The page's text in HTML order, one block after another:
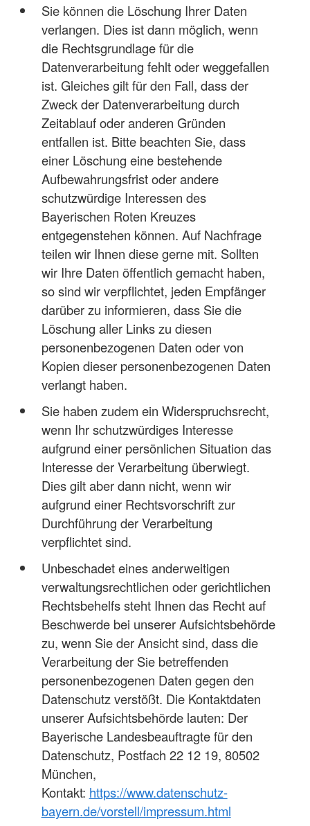
Sie können die Löschung Ihrer Daten
verlangen. Dies ist dann möglich, wenn
die Rechtsgrundlage für die
Datenverarbeitung fehlt oder weggefallen
ist. Gleiches gilt für den Fall, dass der
Zweck der Datenverarbeitung durch
Zeitablauf oder anderen Gründen
entfallen ist. Bitte beachten Sie, dass
einer Löschung eine bestehende
Aufbewahrungsfrist oder andere
schutzwürdige Interessen des
Bayerischen Roten Kreuzes
entgegenstehen können. Auf Nachfrage
teilen wir Ihnen diese gerne mit. Sollten
wir Ihre Daten öffentlich gemacht haben,
so sind wir verpflichtet, jeden Empfänger
darüber zu informieren, dass Sie die
Löschung aller Links zu diesen
personenbezogenen Daten oder von
Kopien dieser personenbezogenen Daten
verlangt haben.
Sie haben zudem ein Widerspruchsrecht,
wenn Ihr schutzwürdiges Interesse
aufgrund einer persönlichen Situation das
Interesse der Verarbeitung überwiegt.
Dies gilt aber dann nicht, wenn wir
aufgrund einer Rechtsvorschrift zur
Durchführung der Verarbeitung
verpflichtet sind.
Unbeschadet eines anderweitigen
verwaltungsrechtlichen oder gerichtlichen
Rechtsbehelfs steht Ihnen das Recht auf
Beschwerde bei unserer Aufsichtsbehörde
zu, wenn Sie der Ansicht sind, dass die
Verarbeitung der Sie betreffenden
personenbezogenen Daten gegen den
Datenschutz verstößt. Die Kontaktdaten
unserer Aufsichtsbehörde lauten: Der
Bayerische Landesbeauftragte für den
Datenschutz, Postfach 22 12 19, 80502
München,
Kontakt: https://www.datenschutz-
bayern.de/vorstell/impressum.html